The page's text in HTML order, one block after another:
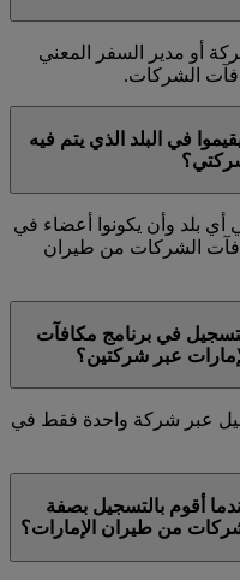
أو مدير السفر المعني
الشركات.
في البلد الذي يتم فيه
أي بلد وأن يكونوا أعضاء في
الشركات من طيران
في برنامج مكافآت
عبر شركتين؟
عبر شركة واحدة فقط في
أقوم بالتسجيل بصفة
من طيران الإمارات؟